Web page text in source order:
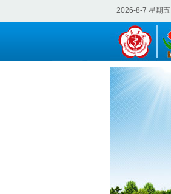
2026-8-7 星期五